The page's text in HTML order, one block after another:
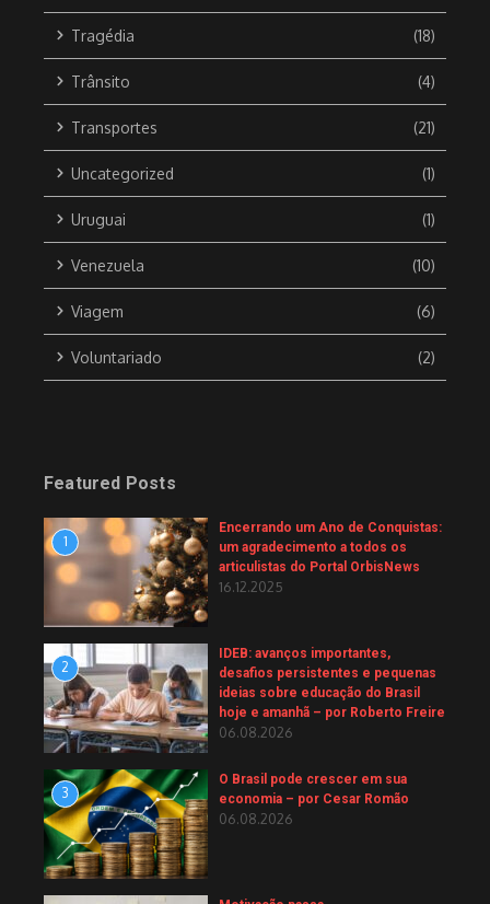
Tragédia (18)
Trânsito (4)
Transportes (21)
Uncategorized (1)
Uruguai (1)
Venezuela (10)
Viagem (6)
Voluntariado (2)
Featured Posts
1
Encerrando um Ano de Conquistas:
um agradecimento a todos os
articulistas do Portal OrbisNews
16.12.2025
2
IDEB: avanços importantes,
desafios persistentes e pequenas
ideias sobre educação do Brasil
hoje e amanhã – por Roberto Freire
06.08.2026
3
O Brasil pode crescer em sua
economia – por Cesar Romão
06.08.2026